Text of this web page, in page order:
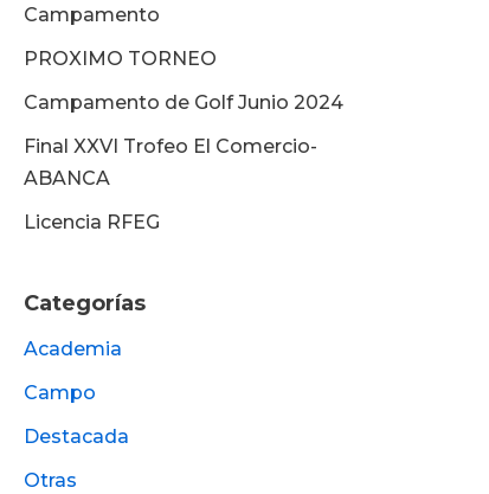
Campamento
PROXIMO TORNEO
Campamento de Golf Junio 2024
Final XXVI Trofeo El Comercio-
ABANCA
Licencia RFEG
Categorías
Academia
Campo
Destacada
Otras